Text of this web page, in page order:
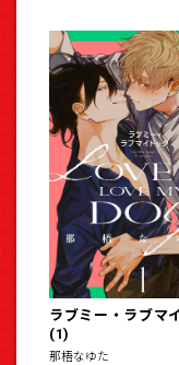
ラブミー・ラブマ
(1)
那梧なゆた